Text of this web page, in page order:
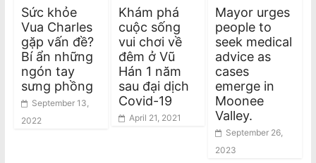
Sức khỏe
Vua Charles
gặp vấn đề?
Bí ẩn những
ngón tay
sưng phồng
September 13,
2022
Khám phá
cuộc sống
vui chơi về
đêm ở Vũ
Hán 1 năm
sau đại dịch
Covid-19
April 21, 2021
Mayor urges
people to
seek medical
advice as
cases
emerge in
Moonee
Valley.
September 26,
2023